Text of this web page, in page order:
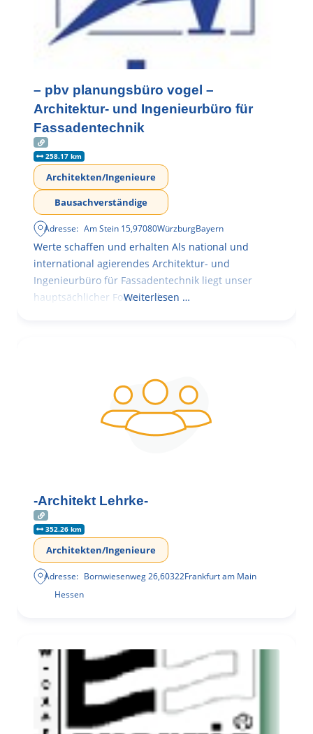
– pbv planungsbüro vogel –
Architektur- und Ingenieurbüro für
Fassadentechnik
258.17 km
Architekten/Ingenieure
Bausachverständige
Adresse: Am Stein 15,97080WürzburgBayern
Werte schaffen und erhalten Als national und
international agierendes Architektur- und
Ingenieurbüro für Fassadentechnik liegt unser
hauptsächlicher Fokus in der
Weiterlesen …
-Architekt Lehrke-
352.26 km
Architekten/Ingenieure
Adresse: Bornwiesenweg 26,60322Frankfurt am Main
Hessen